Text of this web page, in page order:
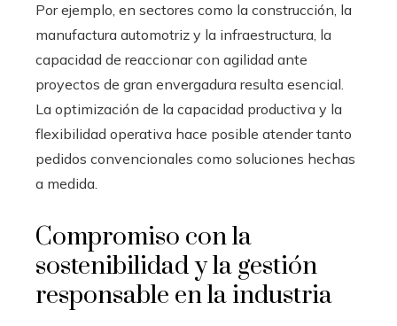
Por ejemplo, en sectores como la construcción, la
manufactura automotriz y la infraestructura, la
capacidad de reaccionar con agilidad ante
proyectos de gran envergadura resulta esencial.
La optimización de la capacidad productiva y la
flexibilidad operativa hace posible atender tanto
pedidos convencionales como soluciones hechas
a medida.
Compromiso con la
sostenibilidad y la gestión
responsable en la industria